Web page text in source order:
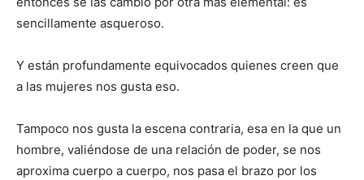
sencillamente asqueroso.
Y están profundamente equivocados quienes creen que
a las mujeres nos gusta eso.
Tampoco nos gusta la escena contraria, esa en la que un
hombre, valiéndose de una relación de poder, se nos
aproxima cuerpo a cuerpo, nos pasa el brazo por los